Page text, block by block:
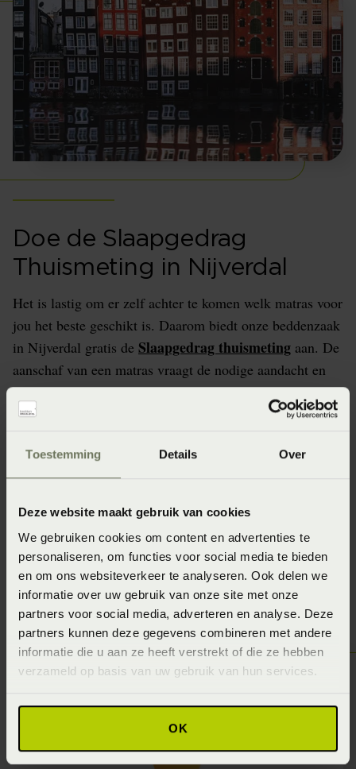
Toestemming Details Over
Deze website maakt gebruik van cookies
We gebruiken cookies om content en advertenties te
personaliseren, om functies voor social media te bieden
en om ons websiteverkeer te analyseren. Ook delen we
informatie over uw gebruik van onze site met onze
partners voor social media, adverteren en analyse. Deze
partners kunnen deze gegevens combineren met andere
informatie die u aan ze heeft verstrekt of die ze hebben
verzameld op basis van uw gebruik van hun services.
OK
Doe de Slaapgedrag
Thuismeting in Nijverdal
Het is lastig om er zelf achter te komen welk matras voor
jou het beste geschikt is. Daarom biedt onze beddenzaak
in Nijverdal gratis de Slaapgedrag thuismeting aan. De
aanschaf van een matras vraagt de nodige aandacht en
dat is meer dan terecht. Een matras is heel
persoonsgebonden. Beddenspecialist Konijnenbelt
jou achter te komen welk matras het beste bij jou past.
Geen idee? Doe nu de gratis slaapanalyse bij
Beddenspecialist Konijnenbelt Nijverdal?
Vraag de Slaapgedrag Thuismeting aan